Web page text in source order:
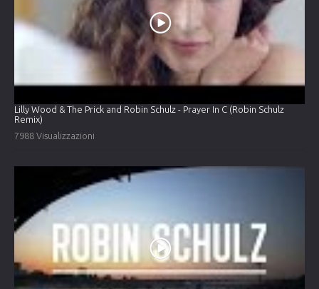
Lilly Wood & The Prick and Robin Schulz - Prayer In C (Robin Schulz
Remix)
7988 Visualizzazioni